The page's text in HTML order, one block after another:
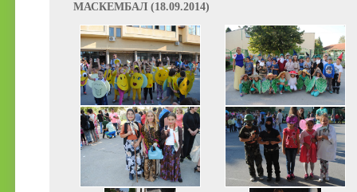
МАСКЕМБАЛ (18.09.2014)